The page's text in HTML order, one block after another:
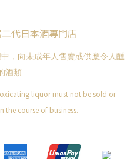
代日本酒專門店
，向未成年人售賣或供應令人醺
酒類
liquor must not be sold or
the course of business.